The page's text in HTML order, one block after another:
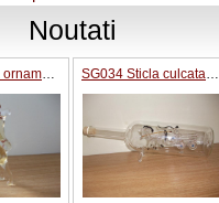
artistica in interior strugure
L
artistica Amfora
artistica in interior para
carte vizita 0.35 L
pentru bauturi0.35 L
Noutati
SU036 Sticla ornamentala SG034 Sticla culcata 0.5 L pt. bauturi in interior figura